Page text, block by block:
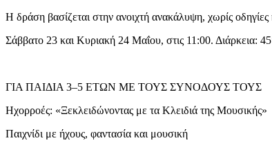
Η δράση βασίζεται στην ανοιχτή ανακάλυψη, χωρίς
Σάββατο 23 και Κυριακή 24 Μαΐου, στις 11:00. Διάρκεια:
ΓΙΑ ΠΑΙΔΙΑ 3–5 ΕΤΩΝ ΜΕ ΤΟΥΣ ΣΥΝΟΔΟΥΣ ΤΟΥΣ
Ηχορροές: «Ξεκλειδώνοντας με τα Κλειδιά της Μουσικής»
Παιχνίδι με ήχους, φαντασία και μουσική